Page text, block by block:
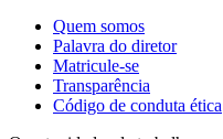
Quem somos
Palavra do diretor
Matricule-se
Transparência
Código de conduta ética